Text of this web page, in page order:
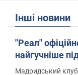
Інші новини
"Реал"
найгучніше
Мадридський